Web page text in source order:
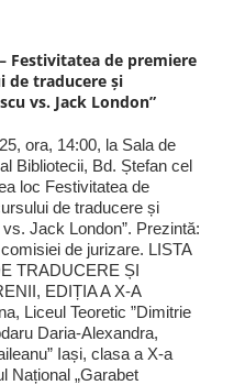
Festivitatea de premiere
de traducere și
vs. Jack London”
ora, 14:00, la Sala de
Bibliotecii, Bd. Ștefan cel
loc Festivitatea de
de traducere și
Jack London”. Prezintă:
de jurizare. LISTA
TRADUCERE ȘI
EDIȚIA A X-A
Liceul Teoretic ”Dimitrie
Daria-Alexandra,
Iași, clasa a X-a
Național „Garabet